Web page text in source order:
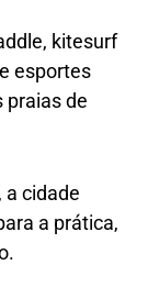
kitesurf
esportes
praias de
a cidade
a prática,